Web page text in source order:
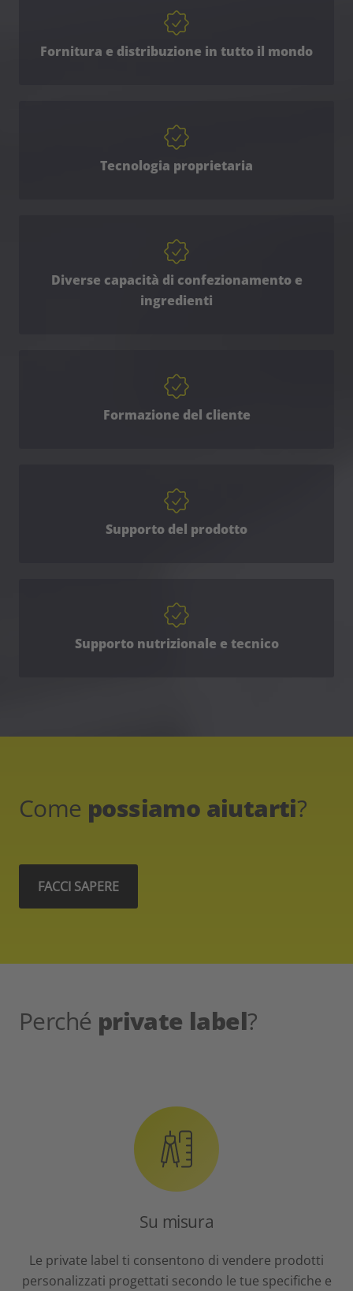
Fornitura e distribuzione in tutto il mondo
Tecnologia proprietaria
Diverse capacità di confezionamento e
ingredienti
Formazione del cliente
Supporto del prodotto
Supporto nutrizionale e tecnico
Come possiamo aiutarti?
FACCI SAPERE
Perché private label?
Su misura
Le private label ti consentono di vendere prodotti
personalizzati progettati secondo le tue specifiche e